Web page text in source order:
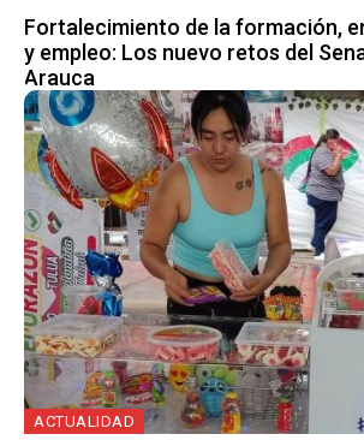
Fortalecimiento de la formación,
y empleo: Los nuevo retos del
Arauca
ACTUALIDAD